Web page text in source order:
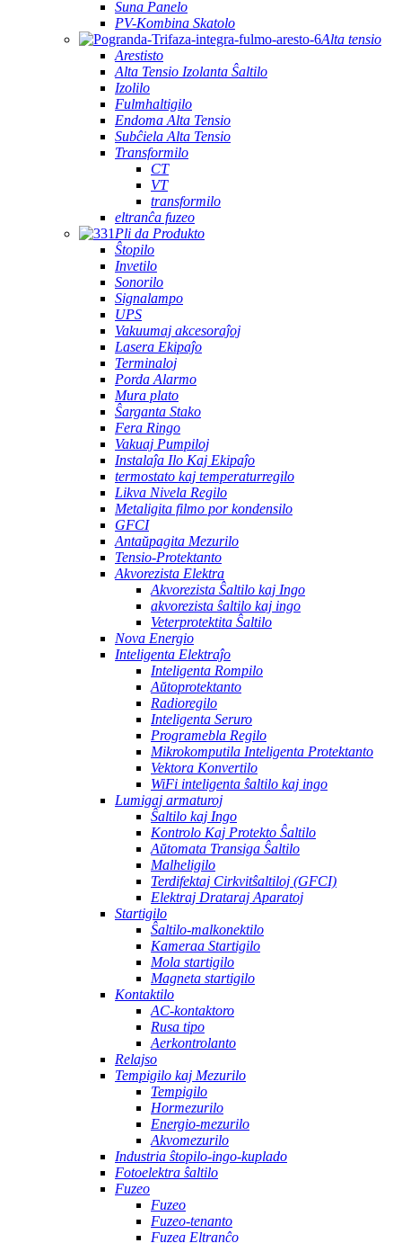
Suna Panelo
PV-Kombina Skatolo
Alta tensio
Arestisto
Alta Tensio Izolanta Ŝaltilo
Izolilo
Fulmhaltigilo
Endoma Alta Tensio
Subĉiela Alta Tensio
Transformilo
CT
VT
transformilo
eltranĉa fuzeo
Pli da Produkto
Ŝtopilo
Invetilo
Sonorilo
Signalampo
UPS
Vakuumaj akcesoraĵoj
Lasera Ekipaĵo
Terminaloj
Porda Alarmo
Mura plato
Ŝarganta Stako
Fera Ringo
Vakuaj Pumpiloj
Instalaĵa Ilo Kaj Ekipaĵo
termostato kaj temperaturregilo
Likva Nivela Regilo
Metaligita filmo por kondensilo
GFCI
Antaŭpagita Mezurilo
Tensio-Protektanto
Akvorezista Elektra
Akvorezista Ŝaltilo kaj Ingo
akvorezista ŝaltilo kaj ingo
Veterprotektita Ŝaltilo
Nova Energio
Inteligenta Elektraĵo
Inteligenta Rompilo
Aŭtoprotektanto
Radioregilo
Inteligenta Seruro
Programebla Regilo
Mikrokomputila Inteligenta Protektanto
Vektora Konvertilo
WiFi inteligenta ŝaltilo kaj ingo
Lumigaj armaturoj
Ŝaltilo kaj Ingo
Kontrolo Kaj Protekto Ŝaltilo
Aŭtomata Transiga Ŝaltilo
Malheligilo
Terdifektaj Cirkvitŝaltiloj (GFCI)
Elektraj Drataraj Aparatoj
Startigilo
Ŝaltilo-malkonektilo
Kameraa Startigilo
Mola startigilo
Magneta startigilo
Kontaktilo
AC-kontaktoro
Rusa tipo
Aerkontrolanto
Relajso
Tempigilo kaj Mezurilo
Tempigilo
Hormezurilo
Energio-mezurilo
Akvomezurilo
Industria ŝtopilo-ingo-kuplado
Fotoelektra ŝaltilo
Fuzeo
Fuzeo
Fuzeo-tenanto
Fuzea Eltranĉo